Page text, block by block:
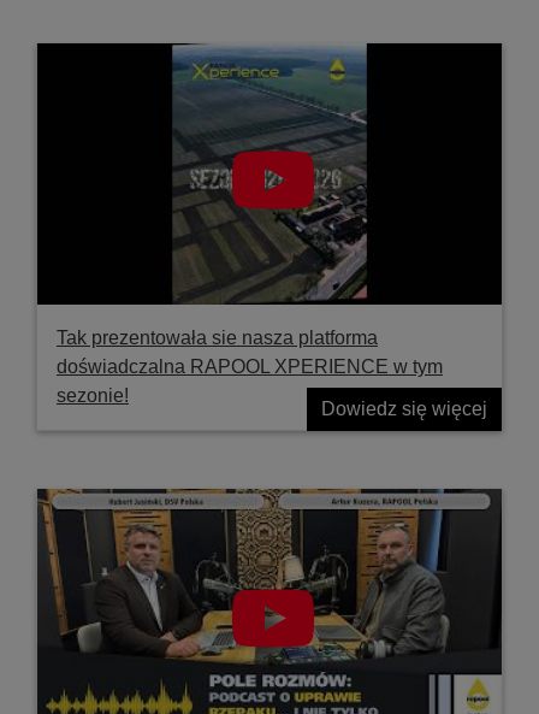
Tak prezentowała sie nasza platforma
doświadczalna RAPOOL XPERIENCE w tym
sezonie!
Dowiedz się więcej